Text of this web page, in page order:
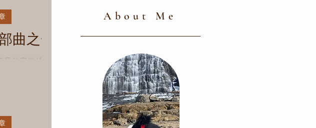
曲之一
什麼教徒，真
信仰的啟蒙 每
About Me